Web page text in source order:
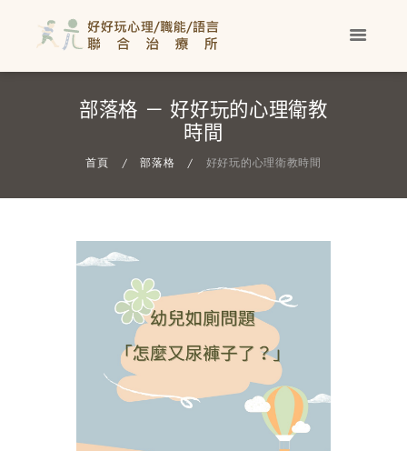
部落格 － 好好玩的心理衛教
時間
首頁 部落格 好好玩的心理衛教時間